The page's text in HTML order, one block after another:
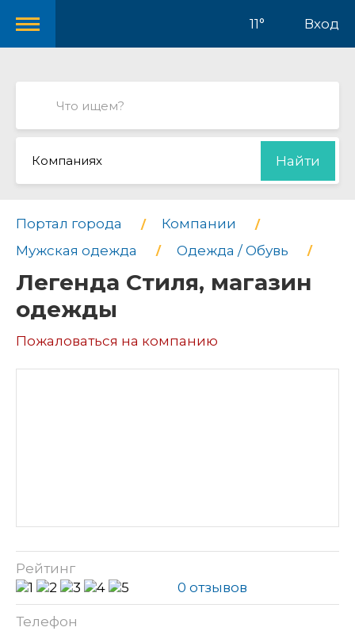
11° Вход
Компаниях Найти
Портал города
Компании
Мужская одежда
Одежда / Обувь
Легенда Стиля, магазин
одежды
Пожаловаться на компанию
Рейтинг
0 отзывов
Телефон